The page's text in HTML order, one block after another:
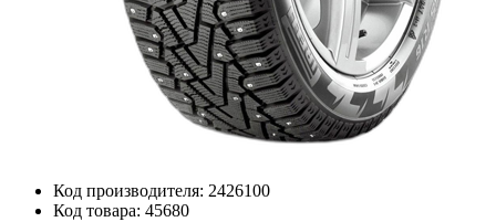
Код производителя: 2426100
Код товара: 45680